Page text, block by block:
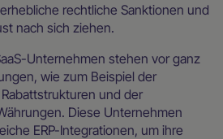
rechtliche Sanktionen und
nach sich ziehen.
Unternehmen stehen vor ganz
wie zum Beispiel der
und der
Diese Unternehmen
ERP-Integrationen, um ihre